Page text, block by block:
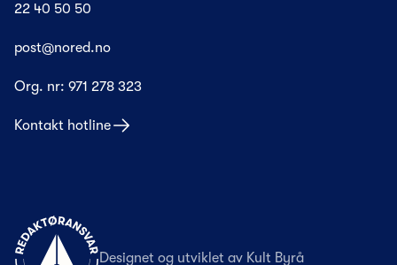
22 40 50 50
post@nored.no
Org. nr: 971 278 323
Kontakt hotline
Til forsiden
Designet og utviklet av Kult Byrå